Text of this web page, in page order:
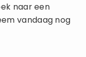
naar een
vandaag nog